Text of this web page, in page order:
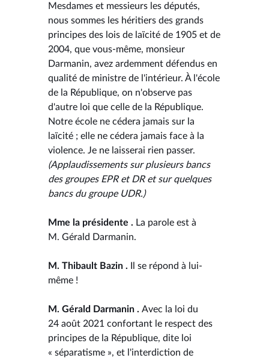
Mesdames et messieurs les députés,
nous sommes les héritiers des grands
principes des lois de laïcité de 1905 et de
2004, que vous-même, monsieur
Darmanin, avez ardemment défendus en
qualité de ministre de l'intérieur. À l'école
de la République, on n'observe pas
d'autre loi que celle de la République.
Notre école ne cédera jamais sur la
laïcité ; elle ne cédera jamais face à la
violence. Je ne laisserai rien passer.
(Applaudissements sur plusieurs bancs
des groupes EPR et DR et sur quelques
bancs du groupe UDR.)
Mme la présidente . La parole est à
M. Gérald Darmanin.
M. Thibault Bazin . Il se répond à lui-
même !
M. Gérald Darmanin . Avec la loi du
24 août 2021 confortant le respect des
principes de la République, dite loi
« séparatisme », et l'interdiction de